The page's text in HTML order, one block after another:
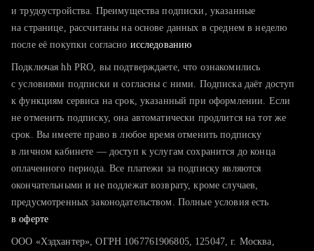
тратите много времени на поиск и вручную поднимаете
хотите сравнить себя с конкурентами и оценить шансы
и трудоустройства. Преимущества подписки, указанные
на странице, рассчитаны на основе данных в среднем в неделю
после её покупки согласно исследованию
Подключая hh PRO, вы подтверждаете, что ознакомились
с условиями подписки и согласны с ними. Подписка даёт доступ
к функциям сервиса на срок, указанный при оформлении. Если
не отменить подписку, она автоматически продлится на тот же
срок. Вы имеете право в любое время отменить подписку
в личном кабинете — доступ к услугам сохранится до конца
оплаченного периода. Все платежи за подписку являются
окончательными и не подлежат возврату, кроме случаев,
предусмотренных законодательством. Полные условия есть
в оферте
ООО «Хэдхантер», ОГРН 1067761906805, 125047, г. Москва,